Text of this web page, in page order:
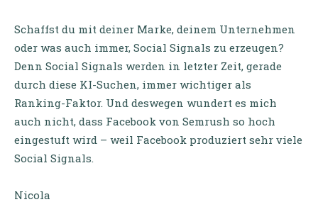
Schaffst du mit deiner Marke, deinem Unternehmen
oder was auch immer, Social Signals zu erzeugen?
Denn Social Signals werden in letzter Zeit, gerade
durch diese KI-Suchen, immer wichtiger als
Ranking-Faktor. Und deswegen wundert es mich
auch nicht, dass Facebook von Semrush so hoch
eingestuft wird – weil Facebook produziert sehr viele
Social Signals.
Nicola